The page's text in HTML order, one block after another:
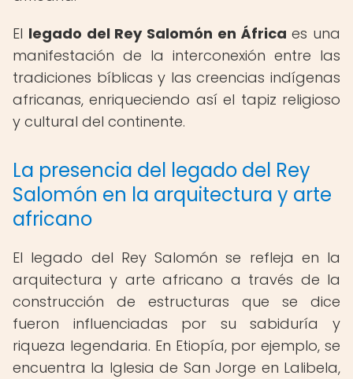
El legado del Rey Salomón en África es una
manifestación de la interconexión entre las
tradiciones bíblicas y las creencias indígenas
africanas, enriqueciendo así el tapiz religioso
y cultural del continente.
La presencia del legado del Rey
Salomón en la arquitectura y arte
africano
El legado del Rey Salomón se refleja en la
arquitectura y arte africano a través de la
construcción de estructuras que se dice
fueron influenciadas por su sabiduría y
riqueza legendaria. En Etiopía, por ejemplo, se
encuentra la Iglesia de San Jorge en Lalibela,